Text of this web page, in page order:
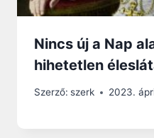
Nincs új a Nap
hihetetlen
Szerző: szerk 2023.